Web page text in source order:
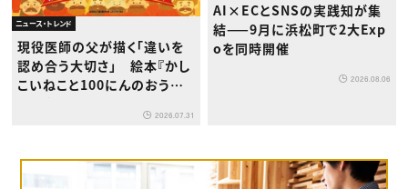
ニュース・トレンド
現役医師の父が描く「違いを
認め合う大切さ」 絵本『かし
こいねこと100にんのおうさ
2026.07.31
AI×ECとSNSの実践知が集
結——9月に浜松町で2大Exp
oを同時開催
2026.08.06